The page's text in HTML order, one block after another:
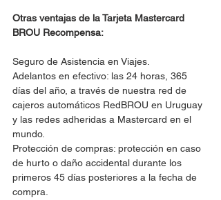
Otras ventajas de la Tarjeta Mastercard
BROU Recompensa:
Seguro de Asistencia en Viajes.
Adelantos en efectivo: las 24 horas, 365
días del año, a través de nuestra red de
cajeros automáticos RedBROU en Uruguay
y las redes adheridas a Mastercard en el
mundo.
Protección de compras: protección en caso
de hurto o daño accidental durante los
primeros 45 días posteriores a la fecha de
compra.